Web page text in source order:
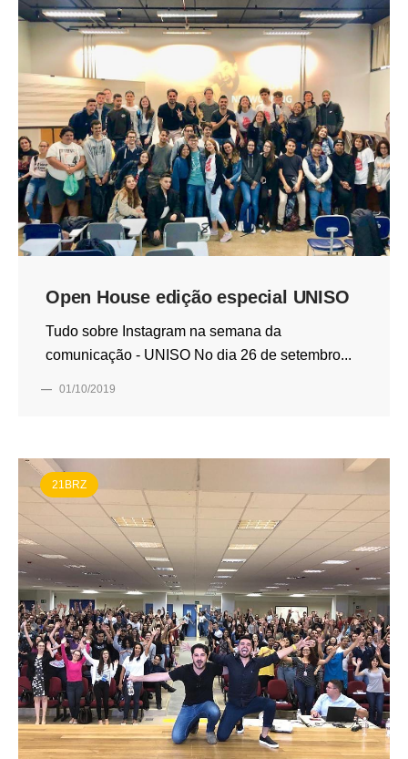
Open House edição especial UNISO
Tudo sobre Instagram na semana da
comunicação - UNISO No dia 26 de setembro...
— 01/10/2019
21BRZ